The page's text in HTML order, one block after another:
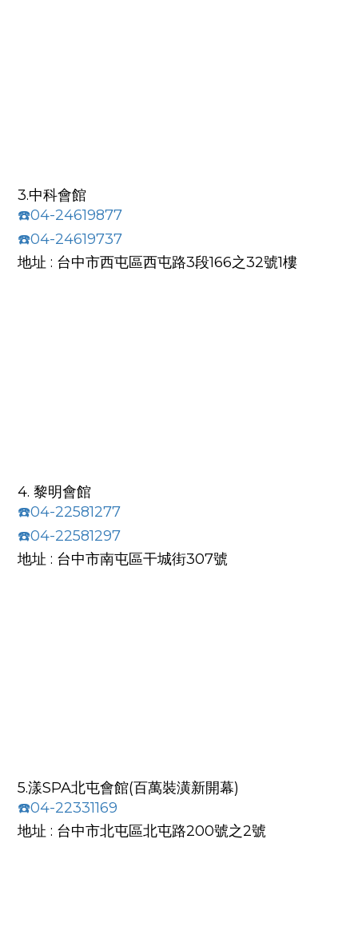
3.中科會館
☎️04-24619877
☎️04-24619737
地址 : 台中市西屯區西屯路3段166之32號1樓
4. 黎明會館
☎️04-22581277
☎️04-22581297
地址 : 台中市南屯區干城街307號
5.漾SPA北屯會館(百萬裝潢新開幕)
☎️04-22331169
地址 : 台中市北屯區北屯路200號之2號